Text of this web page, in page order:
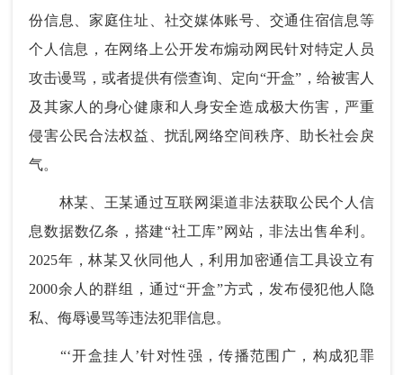
份信息、家庭住址、社交媒体账号、交通住宿信息等
个人信息，在网络上公开发布煽动网民针对特定人员
攻击谩骂，或者提供有偿查询、定向“开盒”，给被害人
及其家人的身心健康和人身安全造成极大伤害，严重
侵害公民合法权益、扰乱网络空间秩序、助长社会戾
气。
林某、王某通过互联网渠道非法获取公民个人信
息数据数亿条，搭建“社工库”网站，非法出售牟利。
2025年，林某又伙同他人，利用加密通信工具设立有
2000余人的群组，通过“开盒”方式，发布侵犯他人隐
私、侮辱谩骂等违法犯罪信息。
“‘开盒挂人’针对性强，传播范围广，构成犯罪